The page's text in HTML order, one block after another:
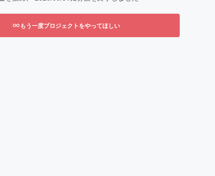
もう一度プロジェクトをやってほしい